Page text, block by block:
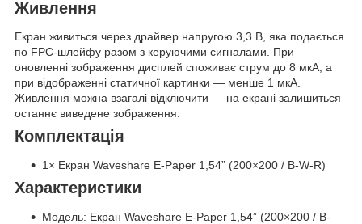
Живлення
Екран живиться через драйвер напругою 3,3 В, яка подається
по FPC-шлейфу разом з керуючими сигналами. При
оновленні зображення дисплей споживає струм до 8 мкА, а
при відображенні статичної картинки — менше 1 мкА.
Живлення можна взагалі відключити — на екрані залишиться
останнє виведене зображення.
Комплектація
1× Екран Waveshare E-Paper 1,54” (200×200 / B-W-R)
Характеристики
Модель: Екран Waveshare E-Paper 1,54” (200×200 / B-